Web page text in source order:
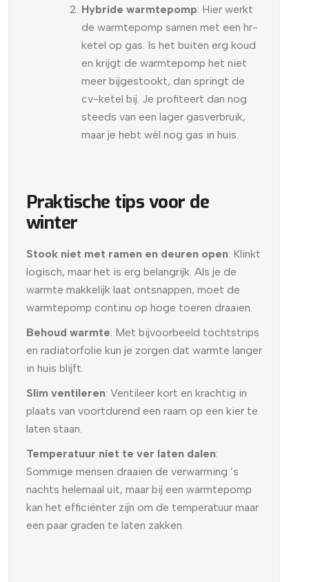
Hybride warmtepomp: Hier werkt
de warmtepomp samen met een hr-
ketel op gas. Is het buiten erg koud
en krijgt de warmtepomp het niet
meer bijgestookt, dan springt de
cv-ketel bij. Je profiteert dan nog
steeds van een lager gasverbruik,
maar je hebt wél nog gas in huis.
Praktische tips voor de
winter
Stook niet met ramen en deuren open: Klinkt
logisch, maar het is erg belangrijk. Als je de
warmte makkelijk laat ontsnappen, moet de
warmtepomp continu op hoge toeren draaien.
Behoud warmte: Met bijvoorbeeld tochtstrips
en radiatorfolie kun je zorgen dat warmte langer
in huis blijft.
Slim ventileren: Ventileer kort en krachtig in
plaats van voortdurend een raam op een kier te
laten staan.
Temperatuur niet te ver laten dalen:
Sommige mensen draaien de verwarming ’s
nachts helemaal uit, maar bij een warmtepomp
kan het efficiënter zijn om de temperatuur maar
een paar graden te laten zakken.